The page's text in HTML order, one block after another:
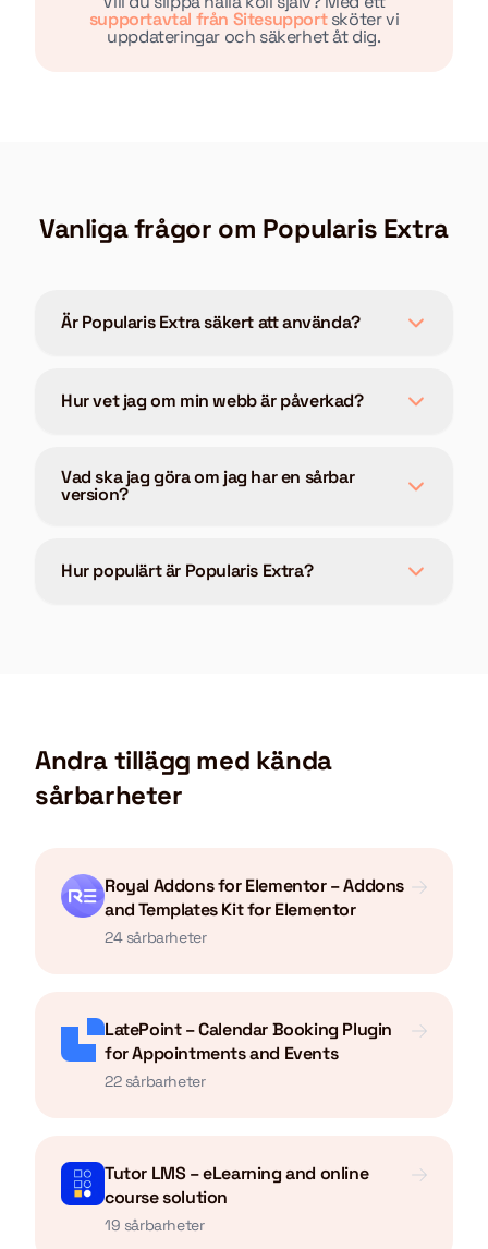
supportavtal från Sitesupportsköter vi
uppdateringar och säkerhet åt dig.
Vanliga frågor om Popularis Extra
Är Popularis Extra säkert att använda?
Hur vet jag om min webb är påverkad?
Vad ska jag göra om jag har en sårbar
version?
Hur populärt är Popularis Extra?
Andra tillägg med kända
sårbarheter
Royal Addons for Elementor – Addons
and Templates Kit for Elementor
24 sårbarheter
LatePoint – Calendar Booking Plugin
for Appointments and Events
22 sårbarheter
Tutor LMS – eLearning and online
course solution
19 sårbarheter